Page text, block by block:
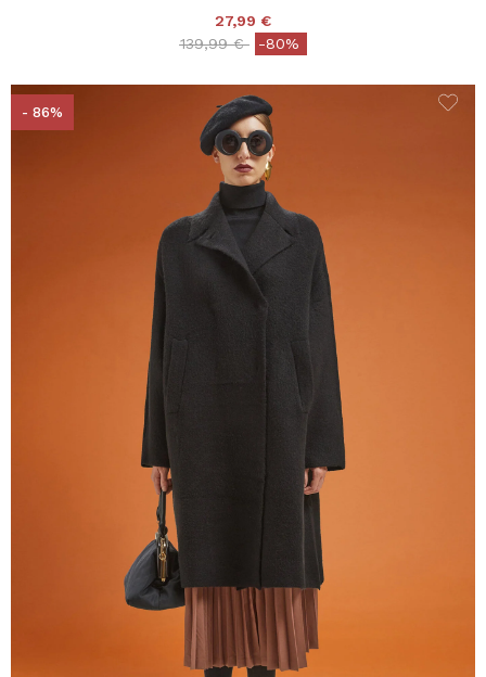
27,99 €
Price reduced from
139,99 €to-80%
- 86%